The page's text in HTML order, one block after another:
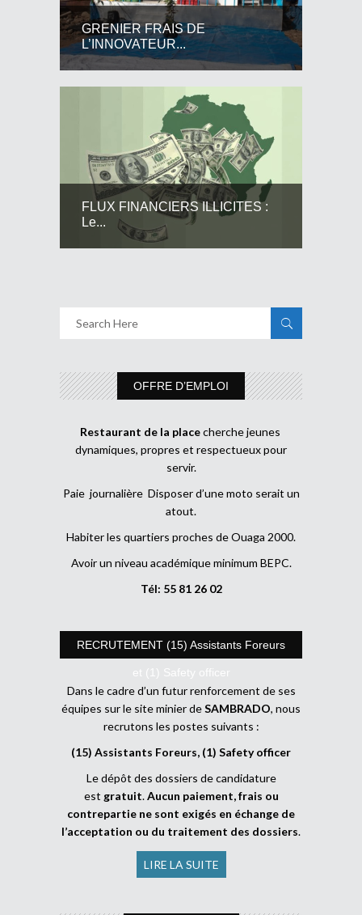
GRENIER FRAIS DE
L’INNOVATEUR...
FLUX FINANCIERS ILLICITES :
Le...
OFFRE D’EMPLOI
Restaurant de la placecherche jeunes
dynamiques, propres et respectueux pour
servir.
Paie journalière Disposer d’une moto serait un
atout.
Habiter les quartiers proches de Ouaga 2000.
Avoir un niveau académique minimum BEPC.
Tél: 55 81 26 02
RECRUTEMENT (15) Assistants Foreurs
et (1) Safety officer
Dans le cadre d’un futur renforcement de ses
équipes sur le site minier deSAMBRADO, nous
recrutons les postes suivants :
(15) Assistants Foreurs, (1) Safety officer
Le dépôt des dossiers de candidature
est gratuit.Aucun paiement, frais ou
contrepartie ne sont exigés en échange de
l’acceptation ou du traitement des dossiers.
LIRE LA SUITE